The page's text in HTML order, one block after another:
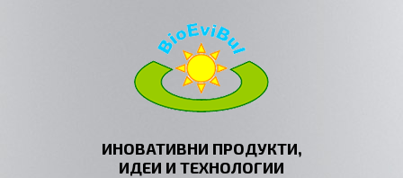
ИНОВАТИВНИ ПРОДУКТИ,
ИДЕИ И ТЕХНОЛОГИИ